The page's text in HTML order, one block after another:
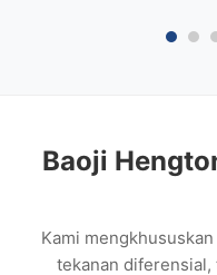
Baoji
Kami
tekanan diferensial,